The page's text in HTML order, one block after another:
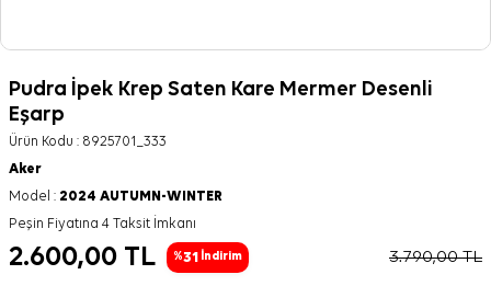
Pudra İpek Krep Saten Kare Mermer Desenli
Eşarp
Ürün Kodu : 8925701_333
Aker
Model : 2024 AUTUMN-WINTER
Peşin Fiyatına 4 Taksit İmkanı
2.600,00 TL %31 İndirim 3.790,00TL